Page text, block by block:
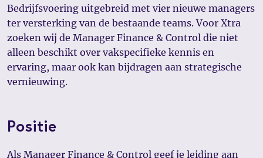
Bedrijfsvoering uitgebreid met vier nieuwe managers
ter versterking van de bestaande teams. Voor Xtra
zoeken wij de Manager Finance & Control die niet
alleen beschikt over vakspecifieke kennis en
ervaring, maar ook kan bijdragen aan strategische
vernieuwing.
Positie
Als Manager Finance & Control geef je leiding aan